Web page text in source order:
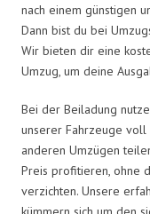
nach einem günstigen
Dann bist du bei
Wir bieten dir eine
Umzug, um deine
Bei der Beiladung
unserer Fahrzeuge
anderen Umzügen
Preis profitieren, ohne
verzichten. Unsere